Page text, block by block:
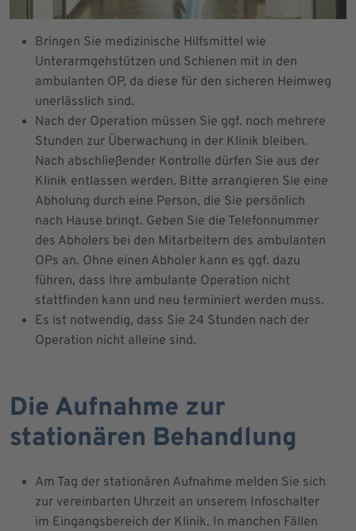
Bringen Sie medizinische Hilfsmittel wie
Unterarmgehstützen und Schienen mit in den
ambulanten OP, da diese für den sicheren Heimweg
unerlässlich sind.
Nach der Operation müssen Sie ggf. noch mehrere
Stunden zur Überwachung in der Klinik bleiben.
Nach abschließender Kontrolle dürfen Sie aus der
Klinik entlassen werden. Bitte arrangieren Sie eine
Abholung durch eine Person, die Sie persönlich
nach Hause bringt. Geben Sie die Telefonnummer
des Abholers bei den Mitarbeitern des ambulanten
OPs an. Ohne einen Abholer kann es ggf. dazu
führen, dass Ihre ambulante Operation nicht
stattfinden kann und neu terminiert werden muss.
Es ist notwendig, dass Sie 24 Stunden nach der
Operation nicht alleine sind.
Die Aufnahme zur
stationären Behandlung
Am Tag der stationären Aufnahme melden Sie sich
zur vereinbarten Uhrzeit an unserem Infoschalter
im Eingangsbereich der Klinik. In manchen Fällen